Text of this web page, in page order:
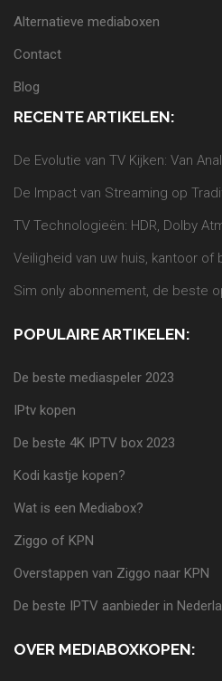
Alternatieve mediaboxen
Contact
Blog
RECENTE ARTIKELEN:
De Evolutie van TV Kijken: Van
De Impact van Streaming op
TV Technologieën: HDR, Dolby
Veiligheid van uw huis, kantoor
Sim only abonnement, de beste
POPULAIRE ARTIKELEN:
De beste mediaspeler 2023
IPtv kopen
De beste 4K IPTV box 2023
Kodi kastje kopen?
Wat is een Mediabox?
Ziggo of KPN
Overstappen van Ziggo naar KPN
De beste IPTV aanbieder in
OVER MEDIABOXKOPEN: